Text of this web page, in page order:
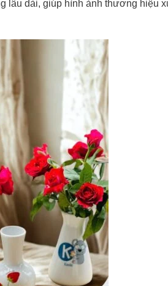
lâu dài, giúp hình ảnh thương hiệu